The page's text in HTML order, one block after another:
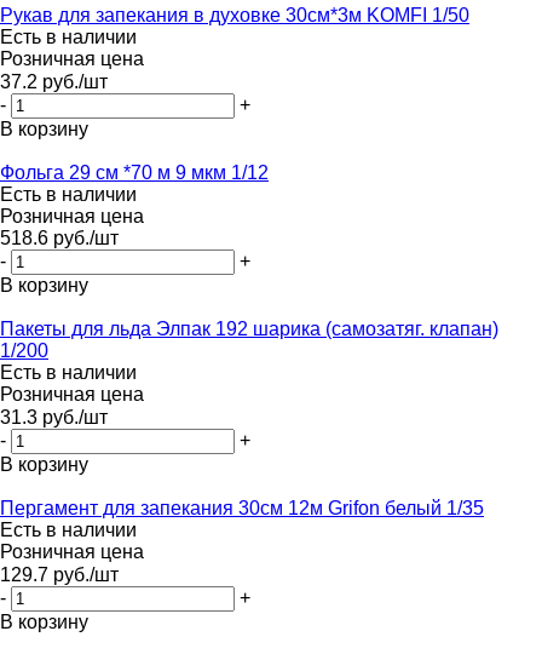
Рукав для запекания в духовке 30см*3м KOMFI 1/50
Есть в наличии
Розничная цена
37.2 руб./шт
-
+
В корзину
Фольга 29 см *70 м 9 мкм 1/12
Есть в наличии
Розничная цена
518.6 руб./шт
-
+
В корзину
Пакеты для льда Элпак 192 шарика (самозатяг. клапан)
1/200
Есть в наличии
Розничная цена
31.3 руб./шт
-
+
В корзину
Пергамент для запекания 30см 12м Grifon белый 1/35
Есть в наличии
Розничная цена
129.7 руб./шт
-
+
В корзину